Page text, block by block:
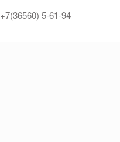
+7(36560) 5-61-94